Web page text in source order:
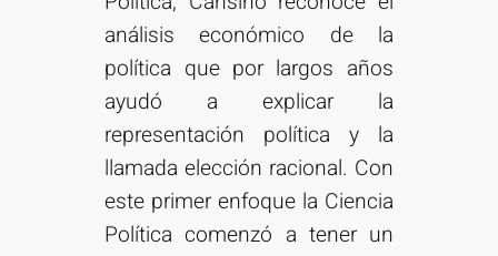
análisis económico de la
política que por largos años
ayudó a explicar la
representación política y la
llamada elección racional. Con
este primer enfoque la Ciencia
Política comenzó a tener un